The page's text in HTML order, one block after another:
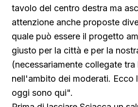
tavolo del centro destra ma
attenzione anche proposte
quale può essere il progetto
giusto per la città e per la
(necessariamente collegate
nell'ambito dei moderati. Ecco
oggi sono qui".